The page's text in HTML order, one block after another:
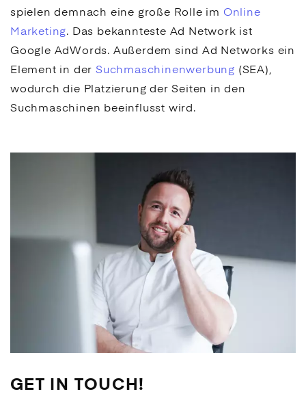
spielen demnach eine große Rolle im Online
Marketing. Das bekannteste Ad Network ist
Google AdWords. Außerdem sindAd Networks ein
Element in derSuchmaschinenwerbung (SEA),
wodurch die Platzierung der Seiten in den
Suchmaschinen beeinflusst wird.
GET IN TOUCH!